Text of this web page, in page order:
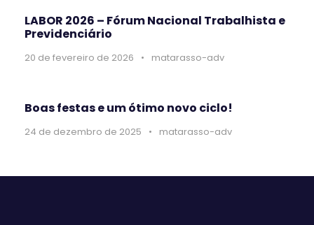
LABOR 2026 – Fórum Nacional Trabalhista e
Previdenciário
20 de fevereiro de 2026 • matarasso-adv
Boas festas e um ótimo novo ciclo!
24 de dezembro de 2025 • matarasso-adv